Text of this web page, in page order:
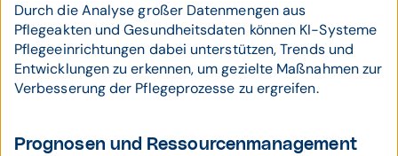
Durch die Analyse großer Datenmengen aus
Pflegeakten und Gesundheitsdaten können KI-Systeme
Pflegeeinrichtungen dabei unterstützen, Trends und
Entwicklungen zu erkennen, um gezielte Maßnahmen zur
Verbesserung der Pflegeprozesse zu ergreifen.
Prognosen und Ressourcenmanagement